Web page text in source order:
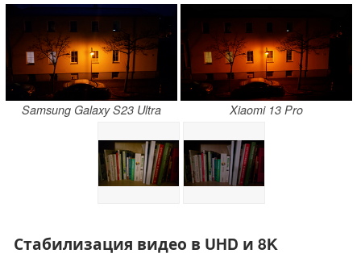
Samsung Galaxy S23 Ultra Xiaomi 13 Pro
Стабилизация видео в UHD и 8K